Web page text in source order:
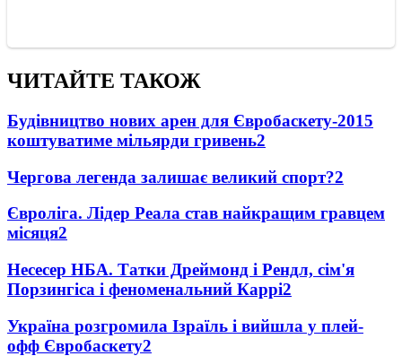
ЧИТАЙТЕ ТАКОЖ
Будівництво нових арен для Євробаскету-2015
коштуватиме мільярди гривень2
Чергова легенда залишає великий спорт?2
Євроліга. Лідер Реала став найкращим гравцем
місяця2
Несесер НБА. Татки Дреймонд і Рендл, сім'я
Порзингіса і феноменальний Каррі2
Україна розгромила Ізраїль і вийшла у плей-
офф Євробаскету2